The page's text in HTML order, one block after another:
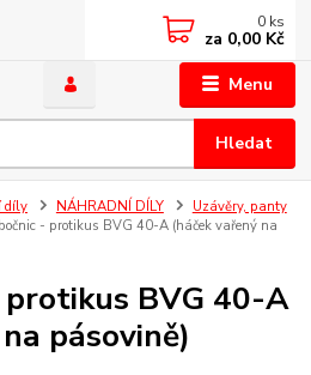
Menu
Hledat
0 ks
za 0,00 Kč
díly NÁHRADNÍ DÍLY
Uzávěry, panty
- protikus BVG 40-A (háček vařený na
BVG 40-A
pásovině)